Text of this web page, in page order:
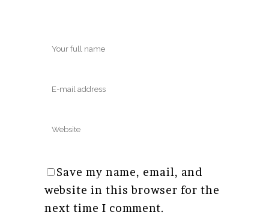
Save my name, email, and
website in this browser for the
next time I comment.